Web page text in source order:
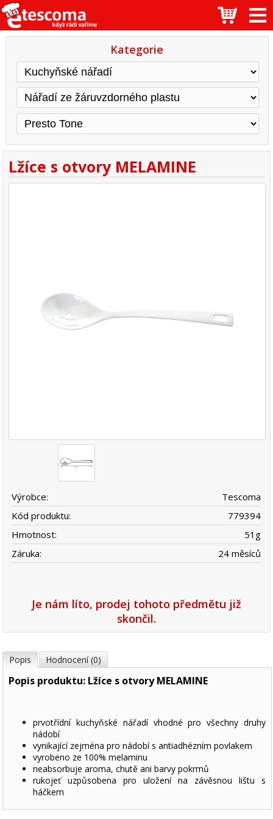
Kategorie
Lžíce s otvory MELAMINE
Výrobce:
Tescoma
Kód produktu:
779394
Hmotnost:
51 g
Záruka:
24 měsíců
Je nám líto, prodej tohoto předmětu již
skončil.
Popis Hodnocení (0)
Popis produktu: Lžíce s otvory MELAMINE
prvotřídní kuchyňské nářadí vhodné pro všechny druhy
nádobí
vynikající zejména pro nádobí s antiadhézním povlakem
vyrobeno ze 100% melaminu
neabsorbuje aroma, chutě ani barvy pokrmů
rukojeť uzpůsobena pro uložení na závěsnou lištu s
háčkem